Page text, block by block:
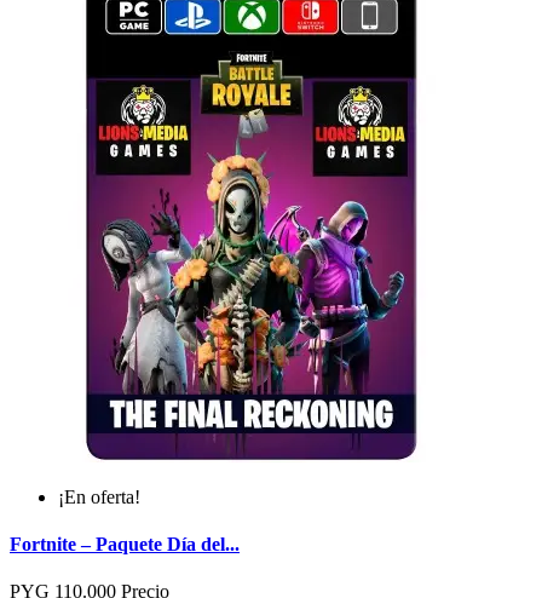
¡En oferta!
Fortnite – Paquete Día del...
PYG 110.000 Precio